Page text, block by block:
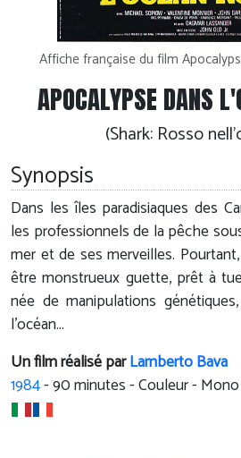
Affiche française du film
APOCALYPSE DANS
(Shark: Rosso
Synopsis
Dans les îles paradisiaques des
les professionnels de la pêche
mer et de ses merveilles.
être monstrueux guette, prêt à
née de manipulations
l'océan...
Un film réalisé parLamberto Bava
1984-90minutes - Couleur - Mono